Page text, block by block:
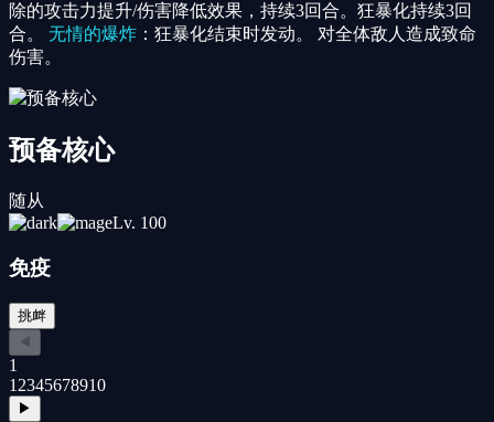
除的攻击力提升/伤害降低效果，持续3回合。狂暴化持续3回
合。 无情的爆炸 ：狂暴化结束时发动。 对全体敌人造成致命
伤害。
预备核心
随从
Lv. 100
免疫
挑衅
◀
1
12345678910
▶